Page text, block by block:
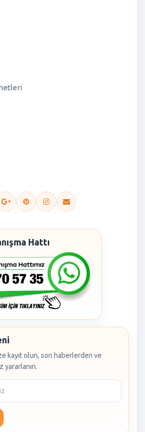
Hattı
kayıt olun, son haberlerden ve
yararlanın.